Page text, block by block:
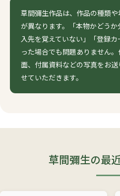
草間彌生作品は、作品の種類
が異なります。「本物かどう
入先を覚えていない」「登録
った場合でも問題ありません
面、付属資料などの写真をお
せていただきます。
草間彌生の最